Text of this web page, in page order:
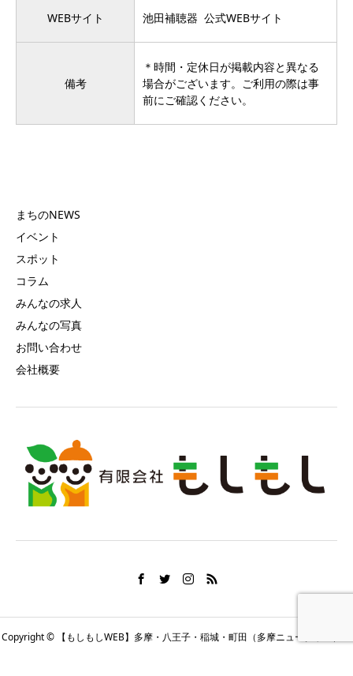
WEBサイト 池田補聴器 公式WEBサイト
備考
＊時間・定休日が掲載内容と異なる
場合がございます。ご利用の際は事
前にご確認ください。
まちのNEWS
イベント
スポット
コラム
みんなの求人
みんなの写真
お問い合わせ
会社概要
Copyright © 【もしもしWEB】多摩・八王子・稲城・町田（多摩ニュータウン）の